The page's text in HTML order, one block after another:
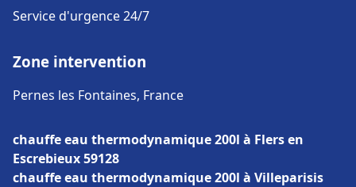
Service d'urgence 24/7
Zone intervention
Pernes les Fontaines, France
chauffe eau thermodynamique 200l à Flers en
Escrebieux 59128
chauffe eau thermodynamique 200l à Villeparisis